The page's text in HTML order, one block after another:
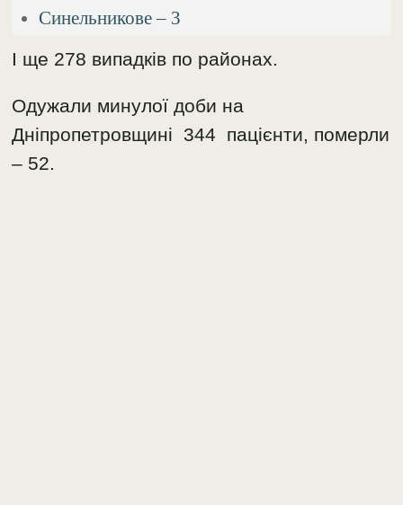
Синельникове – 3
І ще 278 випадків по районах.
Одужали минулої доби на
Дніпропетровщині 344 пацієнти, померли
– 52.